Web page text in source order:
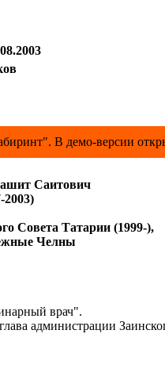
В демо-версии
Саитович
2003)
Совета Татарии (1999-),
Челны
врач".
администрации